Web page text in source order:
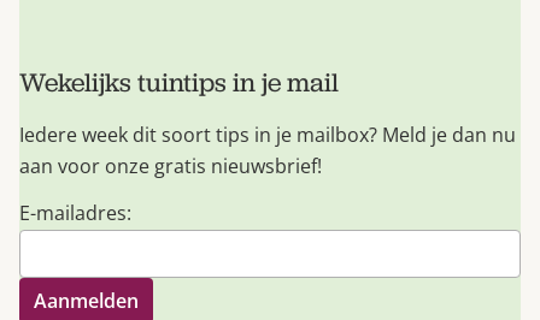
Wekelijks tuintips in je mail
Iedere week dit soort tips in je mailbox? Meld je dan nu
aan voor onze gratis nieuwsbrief!
E-mailadres: